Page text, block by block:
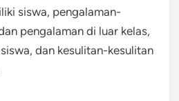
siswa, pengalaman-
pengalaman di luar kelas,
dan kesulitan-kesulitan